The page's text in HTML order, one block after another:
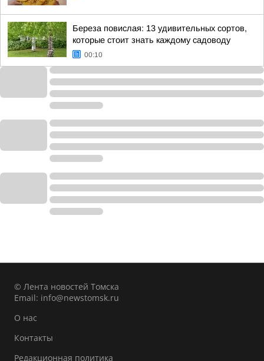
Береза повислая: 13 удивительных сортов,
которые стоит знать каждому садоводу
00:10
© Лента новостей Томска
Email: info@newstomsk.ru
О нас
Контакты
Редакционная политика